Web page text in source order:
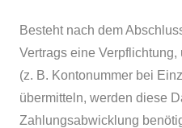
Besteht nach dem
Vertrags eine
(z. B. Kontonummer bei
übermitteln, werden diese
Zahlungsabwicklung